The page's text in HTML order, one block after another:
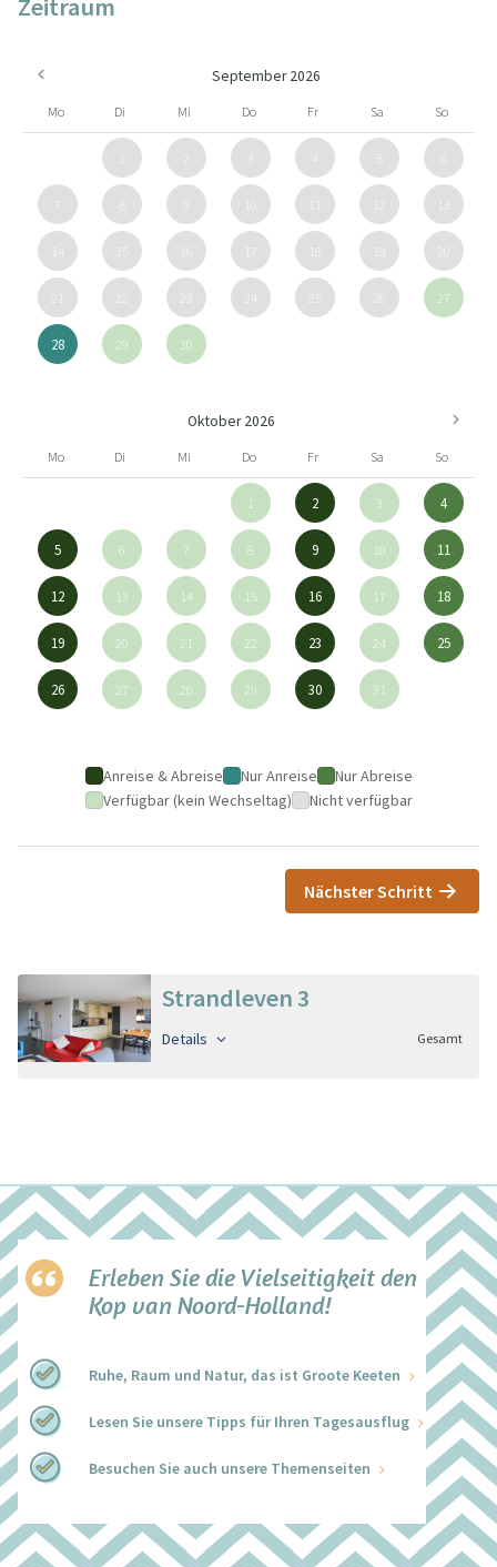
Zeitraum
September 2026
Mo Di Mi Do Fr Sa So
27
28 29 30
Oktober 2026
Mo Di Mi Do Fr Sa So
1 2 3 4
5 6 7 8 9 10 11
12 13 14 15 16 17 18
19 20 21 22 23 24 25
26 27 28 29 30 31
Anreise & Abreise Nur Anreise
Nur Abreise
Verfügbar (kein Wechseltag)
Nicht verfügbar
Nächster Schritt
Strandleven 3
Details Gesamt
Erleben Sie die Vielseitigkeit den
Kop van Noord-Holland!
Ruhe, Raum und Natur, das ist Groote Keeten
Lesen Sie unsere Tipps für Ihren Tagesausflug
Besuchen Sie auch unsere Themenseiten
+
−